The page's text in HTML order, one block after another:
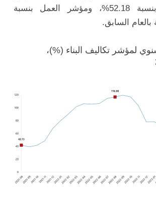
مؤشر المواد بنسبة 52.18%، ومؤشر العمل بنسبة
لمؤشر تكاليف البناء (%)،